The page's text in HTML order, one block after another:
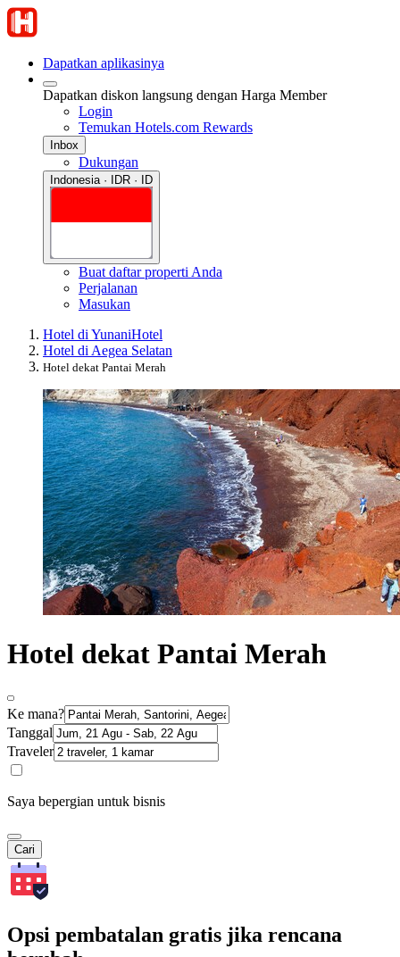
Dapatkan aplikasinya
Dapatkan diskon langsung dengan Harga Member
Login
Temukan Hotels.com Rewards
Inbox
Dukungan
Indonesia · IDR · ID
Buat daftar properti Anda
Perjalanan
Masukan
Hotel di YunaniHotel
Hotel di Aegea Selatan
Hotel dekat Pantai Merah
Hotel dekat Pantai Merah
Ke mana?
Tanggal
Traveler
Saya bepergian untuk bisnis
Cari
Opsi pembatalan gratis jika rencana